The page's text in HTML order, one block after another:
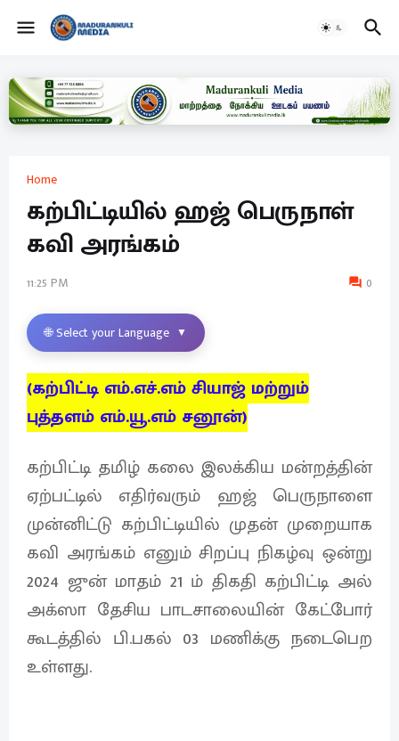
Home
கற்பிட்டியில் ஹஜ் பெருநாள்
கவி அரங்கம்
11:25 PM 0
🌐 Select your Language ▼
(கற்பிட்டி எம்.எச்.எம் சியாஜ் மற்றும்
புத்தளம் எம்.யூ.எம் சனூன்)
கற்பிட்டி தமிழ் கலை இலக்கிய மன்றத்தின்
ஏற்பட்டில் எதிர்வரும் ஹஜ் பெருநாளை
முன்னிட்டு கற்பிட்டியில் முதன் முறையாக
கவி அரங்கம் எனும் சிறப்பு நிகழ்வு ஒன்று
2024 ஜுன் மாதம் 21 ம் திகதி கற்பிட்டி அல்
அக்ஸா தேசிய பாடசாலையின் கேட்போர்
கூடத்தில் பி.பகல் 03 மணிக்கு நடைபெற
உள்ளது.